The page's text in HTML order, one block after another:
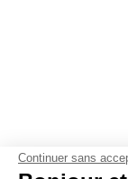
Continuer sans